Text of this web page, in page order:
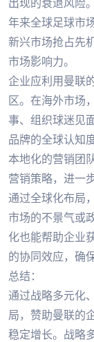
出现的衰退风险
年来全球足球市
新兴市场抢占先
市场影响力。
企业应利用曼联
区。在海外市场
事、组织球迷见
品牌的全球认知
本地化的营销团
营销策略，进一
通过全球化布局
市场的不景气或
化也能帮助企业
的协同效应，确
总结：
通过战略多元化
局，赞助曼联的
稳定增长。战略